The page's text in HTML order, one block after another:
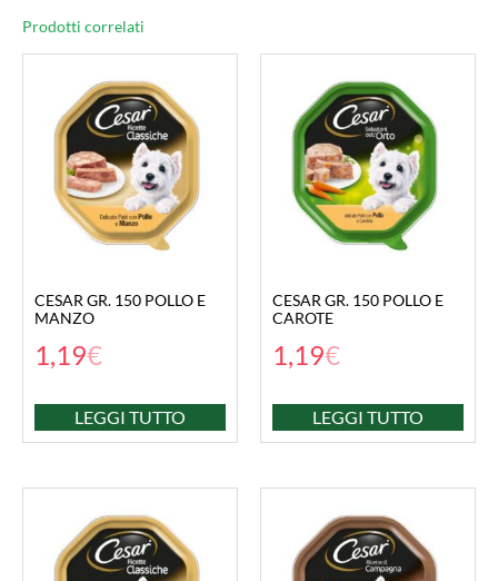
Prodotti correlati
CESAR GR. 150 POLLO E
MANZO
1,19€
LEGGI TUTTO
CESAR GR. 150 POLLO E
CAROTE
1,19€
LEGGI TUTTO